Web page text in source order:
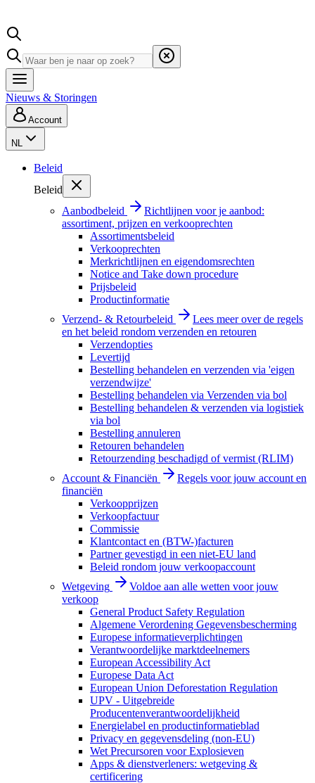
Nieuws & Storingen
Account
NL
Beleid
Beleid
Aanbodbeleid
Richtlijnen voor je aanbod:
assortiment, prijzen en verkooprechten
Assortimentsbeleid
Verkooprechten
Merkrichtlijnen en eigendomsrechten
Notice and Take down procedure
Prijsbeleid
Productinformatie
Verzend- & Retourbeleid
Lees meer over de regels
en het beleid rondom verzenden en retouren
Verzendopties
Levertijd
Bestelling behandelen en verzenden via 'eigen
verzendwijze'
Bestelling behandelen via Verzenden via bol
Bestelling behandelen & verzenden via logistiek
via bol
Bestelling annuleren
Retouren behandelen
Retourzending beschadigd of vermist (RLIM)
Account & Financiën
Regels voor jouw account en
financiën
Verkoopprijzen
Verkoopfactuur
Commissie
Klantcontact en (BTW-)facturen
Partner gevestigd in een niet-EU land
Beleid rondom jouw verkoopaccount
Wetgeving
Voldoe aan alle wetten voor jouw
verkoop
General Product Safety Regulation
Algemene Verordening Gegevensbescherming
Europese informatieverplichtingen
Verantwoordelijke marktdeelnemers
European Accessibility Act
Europese Data Act
European Union Deforestation Regulation
UPV - Uitgebreide
Producentenverantwoordelijkheid
Energielabel en productinformatieblad
Privacy en gegevensdeling (non-EU)
Wet Precursoren voor Explosieven
Apps & dienstverleners: wetgeving &
certificering